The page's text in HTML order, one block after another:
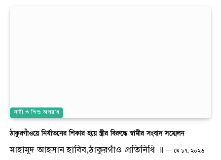
নারী ও শিশু অপরাধ
ঠাকুরগাঁওয়ে নির্যাতনের শিকার হয়ে স্ত্রীর বিরুদ্ধে স্বামীর সংবাদ সম্মেলন
মাহামুদ আহসান হাবিব,ঠাকুরগাঁও প্রতিনিধি ॥ মে ১৭, ২০২৬